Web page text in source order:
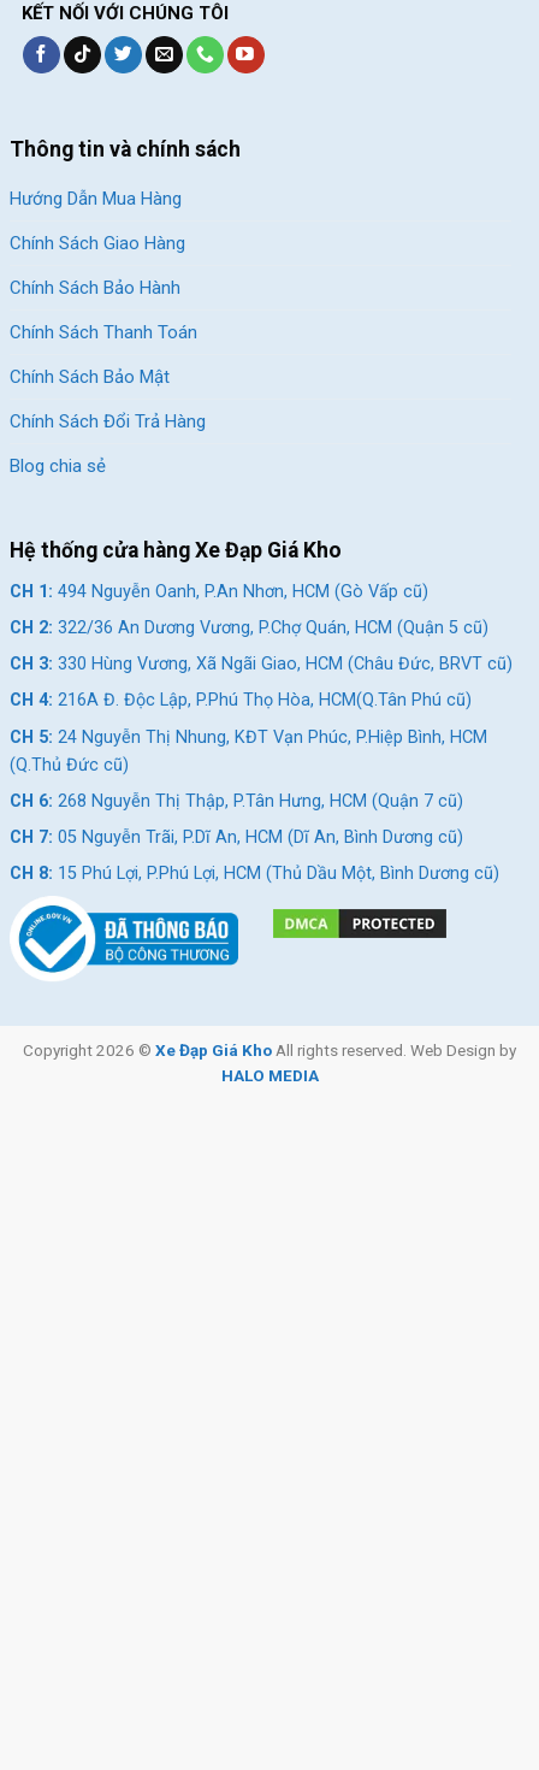
KẾT NỐI VỚI CHÚNG TÔI
Thông tin và chính sách
Hướng Dẫn Mua Hàng
Chính Sách Giao Hàng
Chính Sách Bảo Hành
Chính Sách Thanh Toán
Chính Sách Bảo Mật
Chính Sách Đổi Trả Hàng
Blog chia sẻ
Hệ thống cửa hàng Xe Đạp Giá Kho
CH 1: 494 Nguyễn Oanh, P.An Nhơn, HCM (Gò Vấp cũ)
CH 2: 322/36 An Dương Vương, P.Chợ Quán, HCM (Quận 5 cũ)
CH 3: 330 Hùng Vương, Xã Ngãi Giao, HCM (Châu Đức, BRVT cũ)
CH 4: 216A Đ. Độc Lập, P.Phú Thọ Hòa, HCM(Q.Tân Phú cũ)
CH 5: 24 Nguyễn Thị Nhung, KĐT Vạn Phúc, P.Hiệp Bình, HCM
(Q.Thủ Đức cũ)
CH 6: 268 Nguyễn Thị Thập, P.Tân Hưng, HCM (Quận 7 cũ)
CH 7: 05 Nguyễn Trãi, P.Dĩ An, HCM (Dĩ An, Bình Dương cũ)
CH 8: 15 Phú Lợi, P.Phú Lợi, HCM (Thủ Dầu Một, Bình Dương cũ)
Copyright 2026 © Xe Đạp Giá KhoAll rights reserved. Web Design by
HALO MEDIA